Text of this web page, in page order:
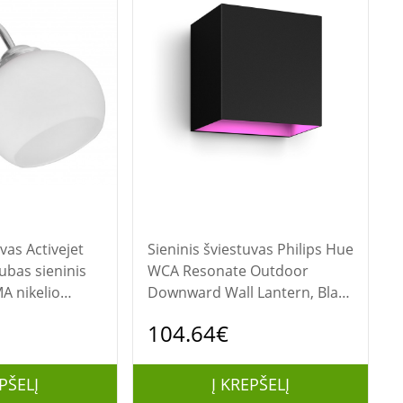
sieninis
nikelio
Sieninis šviestuvas Philips Hue
WCA Resonate Outdoor
Downward Wall Lantern, Black
Colour Ambiance
104.64€
Į KREPŠELĮ